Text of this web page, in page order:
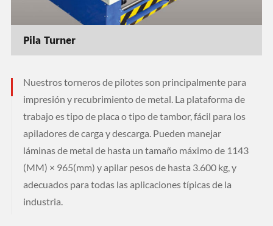
Pila Turner
Nuestros torneros de pilotes son principalmente para
impresión y recubrimiento de metal. La plataforma de
trabajo es tipo de placa o tipo de tambor, fácil para los
apiladores de carga y descarga. Pueden manejar
láminas de metal de hasta un tamaño máximo de 1143
(MM) × 965(mm) y apilar pesos de hasta 3.600 kg, y
adecuados para todas las aplicaciones típicas de la
industria.